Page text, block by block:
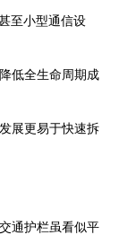
至小型通信设
低全生命周期成
展更易于快速拆
通护栏虽看似平